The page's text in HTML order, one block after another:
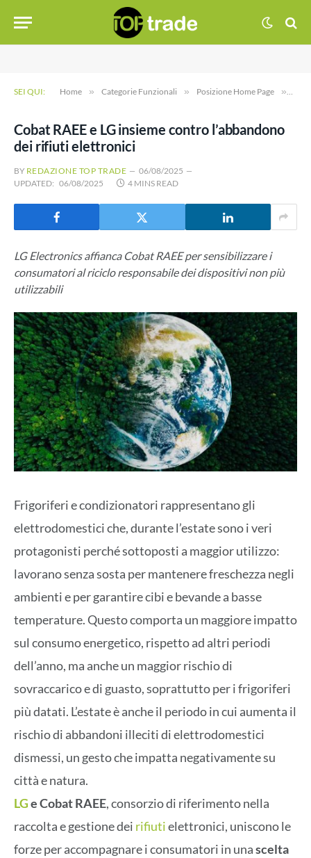
SEI QUI: Home » Categorie Funzionali » Posizione Home Page »
Cobat RAEE e LG insieme contro l’abbandono
dei rifiuti elettronici
BY REDAZIONE TOP TRADE
06/08/2025
UPDATED: 06/08/2025 4 MINS READ
LG Electronics affianca Cobat RAEE per sensibilizzare i
consumatori al riciclo responsabile dei dispositivi non più
utilizzabili
Frigoriferi e condizionatori rappresentano gli
elettrodomestici che, durante l’estate sono i veri
protagonisti perché sottoposti a maggior utilizzo:
lavorano senza sosta per mantenere freschezza negli
ambienti e per garantire cibi e bevande a basse
temperature. Questo comporta un maggiore impatto
sul consumo energetico, rispetto ad altri periodi
dell’anno, ma anche un maggior rischio di
sovraccarico e di guasto, soprattutto per i frigoriferi
più datati. L’estate è anche il periodo in cui aumenta il
rischio di abbandoni illeciti di elettrodomestici
dismessi, un gesto che impatta negativamente su
città e natura.
LGe Cobat RAEE, consorzio di riferimento nella
raccolta e gestione dei rifiutielettronici, uniscono le
forze per accompagnare i consumatori in unascelta